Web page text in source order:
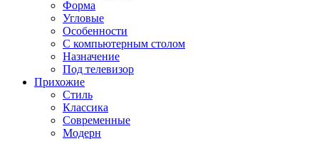
Форма
Угловые
Особенности
С компьютерным столом
Назначение
Под телевизор
Прихожие
Стиль
Классика
Современные
Модерн